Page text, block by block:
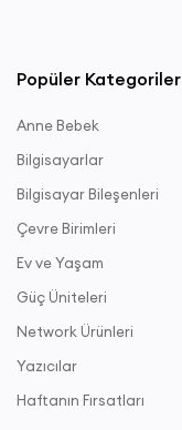
Popüler Kategoriler
Anne Bebek
Bilgisayarlar
Bilgisayar Bileşenleri
Çevre Birimleri
Ev ve Yaşam
Güç Üniteleri
Network Ürünleri
Yazıcılar
Haftanın Fırsatları